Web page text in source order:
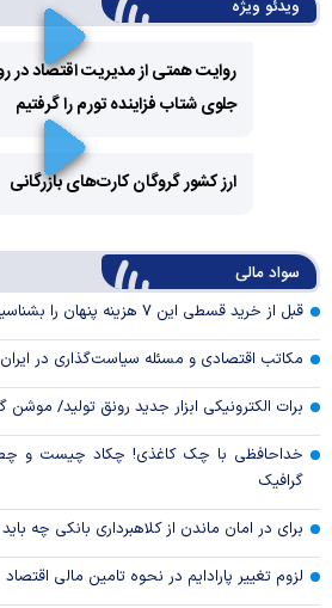
ویدئو ویژه
Play
روایت همتی از مدیریت اقتصاد
جلوی شتاب فزاینده تورم را گرفتیم
ارز کشور گروگان کارت‌های بازرگانی
سواد مالی
قبل از خرید قسطی این ۷ هزینه پنهان را بشناسید
مکاتب اقتصادی و مسئله سیاست‌گذاری در ایران
برات الکترونیکی ابزار جدید رونق تولید/ موشن
خداحافظی با چک کاغذی! چکاد چیست و
گرافیک
برای در امان ماندن از کلاهبرداری بانکی چه
لزوم تغییر پارادایم در نحوه تامین مالی اقتصاد